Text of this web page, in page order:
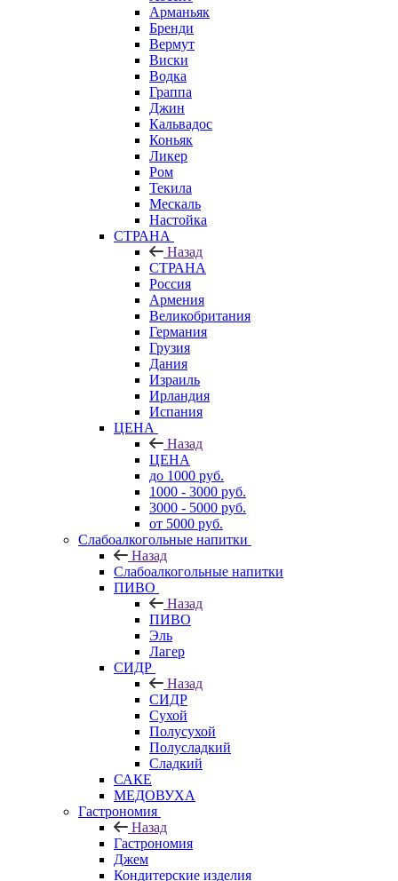
Арманьяк
Бренди
Вермут
Виски
Водка
Граппа
Джин
Кальвадос
Коньяк
Ликер
Ром
Текила
Мескаль
Настойка
СТРАНА
Назад
СТРАНА
Россия
Армения
Великобритания
Германия
Грузия
Дания
Израиль
Ирландия
Испания
ЦЕНА
Назад
ЦЕНА
до 1000 руб.
1000 - 3000 руб.
3000 - 5000 руб.
от 5000 руб.
Слабоалкогольные напитки
Назад
Слабоалкогольные напитки
ПИВО
Назад
ПИВО
Эль
Лагер
СИДР
Назад
СИДР
Сухой
Полусухой
Полусладкий
Сладкий
САКЕ
МЕДОВУХА
Гастрономия
Назад
Гастрономия
Джем
Кондитерские изделия